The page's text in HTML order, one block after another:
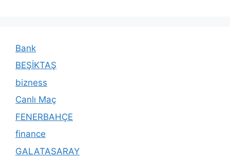
Bank
BEŞİKTAŞ
bizness
Canlı Maç
FENERBAHÇE
finance
GALATASARAY